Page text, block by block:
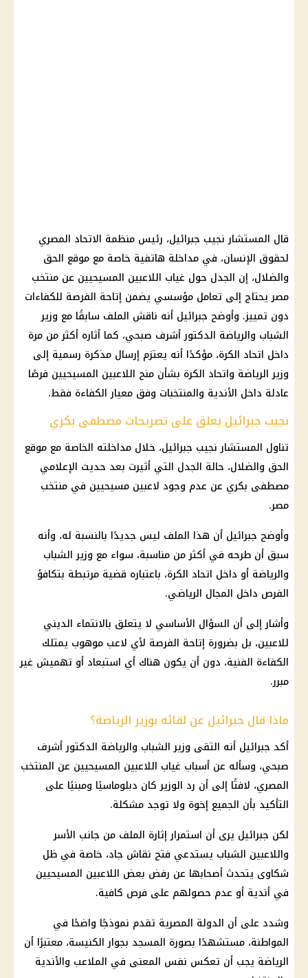
قال المستشار نجيب جبرائيل، رئيس منظمة الاتحاد المصري
لحقوق الإنسان، في مداخلة هاتفية خاصة مع موقع الحق
والضلال، إن الجدل حول غياب اللاعبين المسيحيين عن منتخب
مصر يحتاج إلى تعامل مؤسسي يضمن إتاحة الفرصة للكفاءات
دون تمييز. وأوضح جبرائيل أنه ناقش الملف سابقًا مع وزير
الشباب والرياضة الدكتور أشرف صبحي، كما أثاره أكثر من مرة
داخل اتحاد الكرة، مؤكدًا أنه يعتزم إرسال مذكرة رسمية إلى
وزير الرياضة واتحاد الكرة بشأن منح اللاعبين المسيحيين فرصًا
عادلة داخل الأندية والمنتخبات وفق معيار الكفاءة فقط.
نجيب جبرائيل يعلق على تصريحات مصطفى بكري
تناول المستشار نجيب جبرائيل، خلال مداخلته الخاصة مع موقع
الحق والضلال، حالة الجدل التي أثيرت بعد حديث الإعلامي
مصطفى بكري عن عدم وجود لاعبين مسيحيين في منتخب
مصر.
وأوضح جبرائيل أن هذا الملف ليس جديدًا بالنسبة له، وأنه
سبق أن طرحه في أكثر من مناسبة، سواء مع وزير الشباب
والرياضة أو داخل اتحاد الكرة، باعتباره قضية مرتبطة بتكافؤ
الفرص داخل المجال الرياضي.
وأشار إلى أن السؤال الأساسي لا يتعلق بالانتماء الديني
للاعبين، بل بضرورة إتاحة الفرصة لأي لاعب موهوب يمتلك
الكفاءة الفنية، دون أن يكون هناك أي استبعاد أو تهميش غير
مبرر.
ماذا قال جبرائيل عن لقائه بوزير الرياضة؟
أكد جبرائيل أنه التقى وزير الشباب والرياضة الدكتور أشرف
صبحي، وسأله عن أسباب غياب اللاعبين المسيحيين عن المنتخب
المصري، لافتًا إلى أن رد الوزير كان دبلوماسيًا ومبنيًا على
التأكيد بأن الجميع إخوة ولا توجد مشكلة.
لكن جبرائيل يرى أن استمرار إثارة الملف من جانب الأسر
واللاعبين الشباب يستدعي فتح نقاش جاد، خاصة في ظل
شكاوى يتحدث أصحابها عن رفض بعض اللاعبين المسيحيين
في أندية أو عدم حصولهم على فرص كافية.
وشدد على أن الدولة المصرية تقدم نموذجًا واضحًا في
المواطنة، مستشهدًا بصورة المسجد بجوار الكنيسة، معتبرًا أن
الرياضة يجب أن تعكس نفس المعنى في الملاعب والأندية